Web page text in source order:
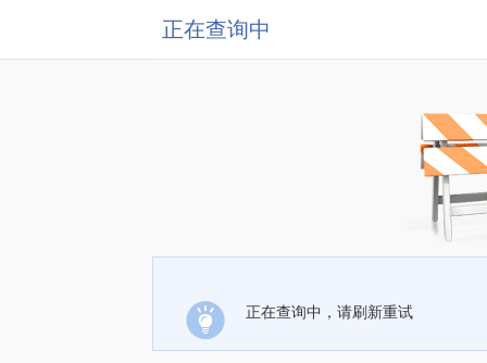
正在查询中
正在查询中，请刷新重试